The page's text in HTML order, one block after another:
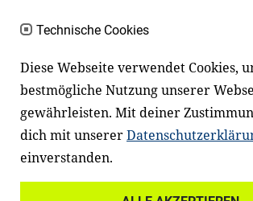
an Familien sowie an
Lehrer*innen und andere
Fachexpert*innen. Dafür
mit Ministerien,
Einrichtungen, Verbänden,
und anderen Stiftungen
Technische Cookies
Diese Webseite verwendet Cookies,
bestmögliche Nutzung unserer
gewährleisten. Mit deiner
dich mit unserer
einverstanden.